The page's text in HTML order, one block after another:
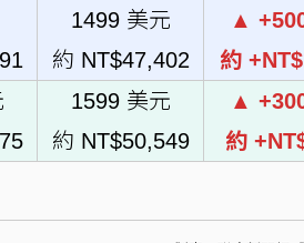
1499 美元
約 NT$47,402
▲
約
1599 美元
約 NT$50,549
▲
約